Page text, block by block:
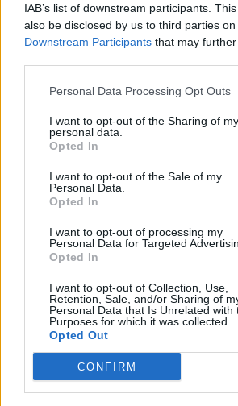
IAB’s list of downstream participants.
also be disclosed by us to third parties on
Downstream Participants that may
Personal Data Processing Opt Outs
I want to opt-out of the Sharing of my
personal data.
Opted In
I want to opt-out of the Sale of my
Personal Data.
Opted In
I want to opt-out of processing my
Personal Data for Targeted
Opted In
I want to opt-out of Collection, Use,
Retention, Sale, and/or Sharing of
Personal Data that Is Unrelated with
Purposes for which it was collected.
Opted Out
CONFIRM
cirkuliuojančias net
pat mikrobus, bakterijas,
žiedadulkes ir dulkių erkutes.
Daugiau
„Kärcher“ įrenginiai ir keletas
sukurti jūsų vaikui švaresnę ir